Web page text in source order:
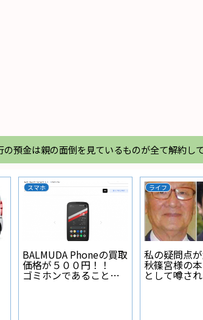
預金は親の面倒を見ているものが全て解約し
スマホ
BALMUDA Phoneの買取
価格が５００円！！
ゴミホンであることが
ライフ
私の疑問点
秋篠宮様の
として噂さ